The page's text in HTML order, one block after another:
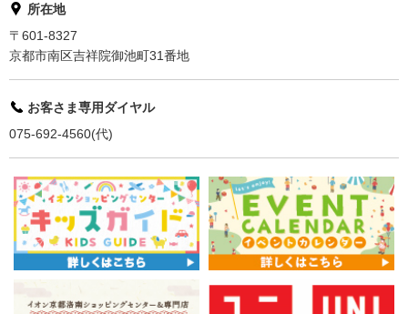
所在地
〒601-8327
京都市南区吉祥院御池町31番地
お客さま専用ダイヤル
075-692-4560(代)